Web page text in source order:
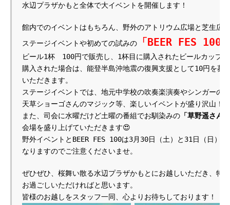
水辺プラザかもと全体で大イベントを開催します！
館内でのイベントはもちろん、野外のアトリウム広場と芝生広
ステージイベントや初めての試みの
「BEER FES 100
ビール1杯　100円で販売し、1杯目に購入されたビールカップ
購入された場合は、能登半島沖地震の復興支援として10円を募
いただきます。
ステージイベントでは、地元中学校の吹奏楽演奏やシンガーの
天草ショーゴさんのマジック等、楽しいイベントが盛り沢山！
また、司会に水曜だけど土曜の番組でお馴染みの 「草野遥さん」
会場を盛り上げていただきます😍
野外イベントとBEER FES 100は3月30日（土）と31日（日）
なりますのでご注意くださいませ。
ぜひぜひ、桜舞い散る水辺プラザかもとにお越しいただき、特
お過ごしいただければと思います。